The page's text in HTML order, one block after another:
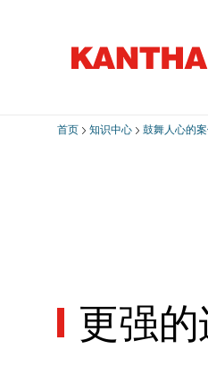
首页 知识中心 鼓舞人心的
更强